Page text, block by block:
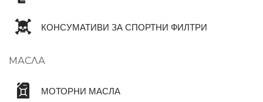
КОНСУМАТИВИ ЗА СПОРТНИ ФИЛТРИ
МАСЛА
МОТОРНИ МАСЛА